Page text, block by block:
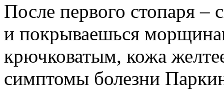
После первого стопаря –
и покрываешься
крючковатым, кожа
симптомы болезни